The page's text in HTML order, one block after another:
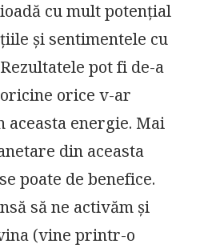
cu mult potențial
și sentimentele cu
pot fi de-a
orice v-ar
aceasta energie. Mai
din aceasta
poate de benefice.
să ne activăm și
(vine printr-o